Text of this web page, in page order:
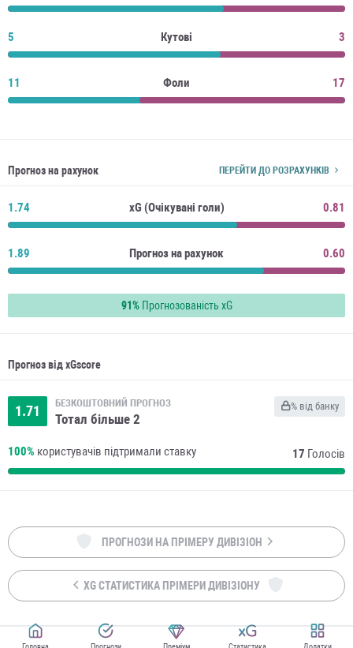
5 Кутові 3
11 Фоли 17
Прогноз на рахунок ПЕРЕЙТИ ДО РОЗРАХУНКІВ
1.74 xG (Очікувані голи) 0.81
1.89 Прогноз на рахунок 0.60
91%Прогнозованість xG
Прогноз від xGscore
1.71 БЕЗКОШТОВНИЙ ПРОГНОЗ
Тотал більше 2
% від банку
100% користувачів підтримали ставку 17 Голосів
XG СТАТИСТИКА ПРІМЕРИ ДИВІЗІОНУ
ПРОГНОЗИ НА ПРІМЕРУ ДИВІЗІОН